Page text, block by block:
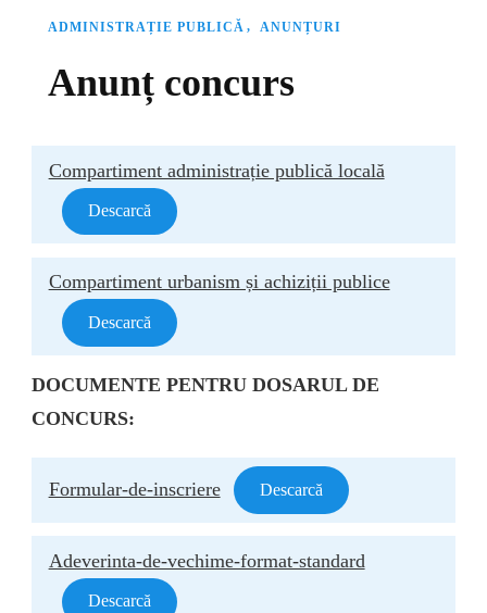
ADMINISTRAȚIE PUBLICĂ ANUNȚURI
Anunț concurs
Compartiment administrație publică locală
Descarcă
Compartiment urbanism și achiziții publice
Descarcă
DOCUMENTE PENTRU DOSARUL DE
CONCURS:
Formular-de-inscriere Descarcă
Adeverinta-de-vechime-format-standard
Descarcă